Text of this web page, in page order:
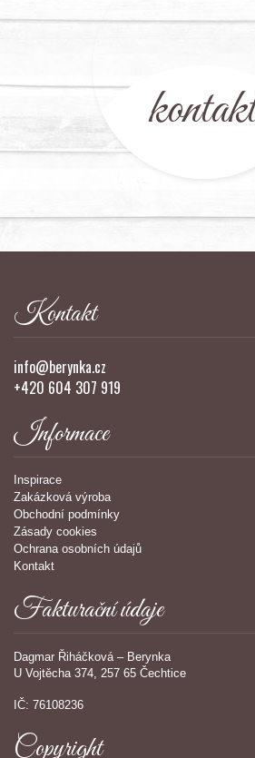
Kontakt
info@berynka.cz
+420 604 307 919
Informace
Inspirace
Zakázková výroba
Obchodní podmínky
Zásady cookies
Ochrana osobních údajů
Kontakt
Fakturační údaje
Dagmar Řiháčková – Berynka
U Vojtěcha 374, 257 65 Čechtice
IČ: 76108236
Copyright